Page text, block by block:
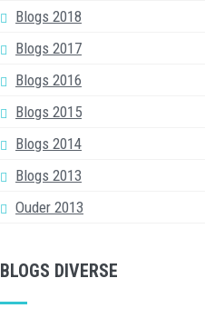
Blogs 2018
Blogs 2017
Blogs 2016
Blogs 2015
Blogs 2014
Blogs 2013
Ouder 2013
BLOGS DIVERSE